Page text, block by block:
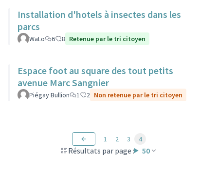
Installation d'hotels à insectes dans les
parcs
WaLo 6 8 Retenue par le tri citoyen
Espace foot au square des tout petits
avenue Marc Sangnier
Piégay Bullion 1 2 Non retenue par le tri citoyen
Résultats par page : 50
1 2 3 4